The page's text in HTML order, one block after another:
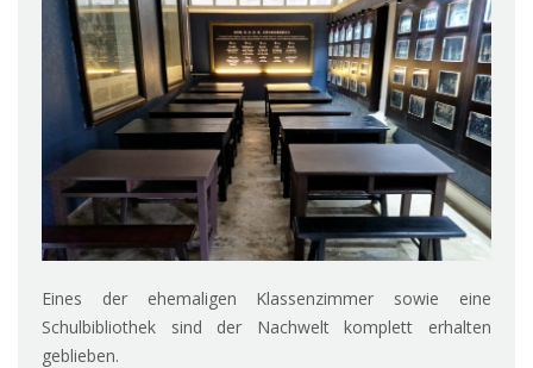
Eines der ehemaligen Klassenzimmer sowie eine
Schulbibliothek sind der Nachwelt komplett erhalten
geblieben.